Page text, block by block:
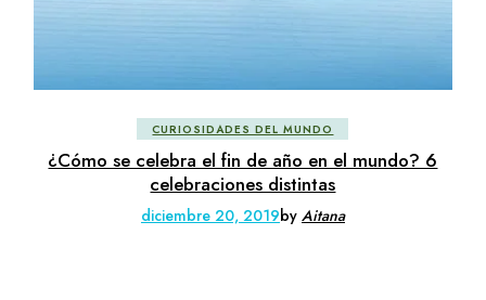
CURIOSIDADES DEL MUNDO
¿Cómo se celebra el fin de año en el mundo? 6
celebraciones distintas
diciembre 20, 2019by Aitana